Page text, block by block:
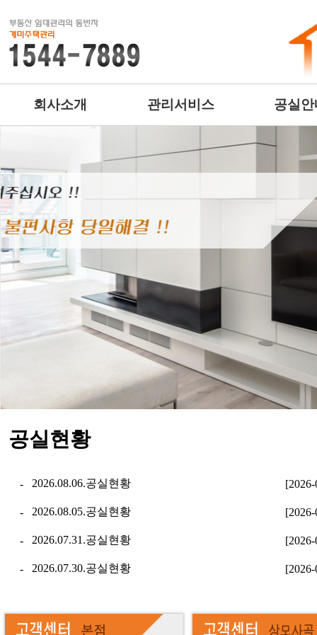
회사소개 관리서비스 공실안
공실현황
- 2026.08.06.공실현황
- 2026.08.05.공실현황
- 2026.07.31.공실현황
- 2026.07.30.공실현황